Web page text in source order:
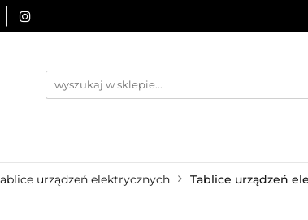
URZĄDZENIA BRD
urządzeń elektrycznych Tablice urządzeń